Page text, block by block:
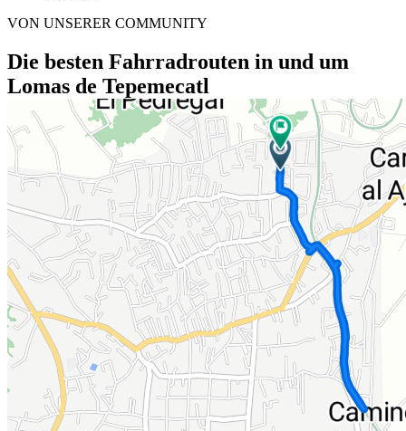
VON UNSERER COMMUNITY
Die besten Fahrradrouten in und um
Lomas de Tepemecatl